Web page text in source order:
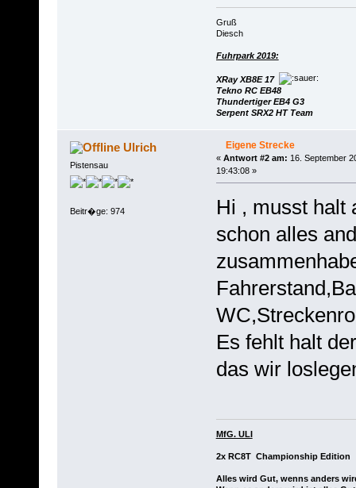
Gruß
Diesch
Fuhrpark 2019:
XRay XB8E 17
Tekno RC EB48
Thundertiger EB4 G3
Serpent SRX2 HT Team
Ulrich
Pistensau
Beitr�ge: 974
Eigene Strecke
« Antwort #2 am: 16. September
19:43:08 »
Hi , musst halt
schon alles
Es fehlt halt
das wir
MfG. ULI
2x RC8T Championship Edition
Alles wird Gut, wenns anders